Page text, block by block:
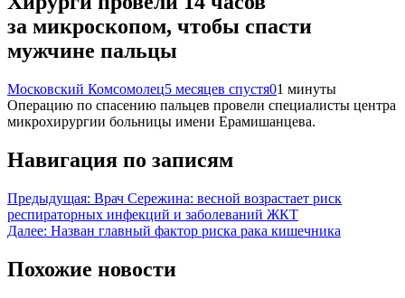
за микроскопом, чтобы спасти
мужчине пальцы
Московский Комсомолец5 месяцев спустя01 минуты
Операцию по спасению пальцев провели специалисты центра
микрохирургии больницы имени Ерамишанцева.
Навигация по записям
Предыдущая: Врач Сережина: весной возрастает риск
респираторных инфекций и заболеваний ЖКТ
Далее: Назван главный фактор риска рака кишечника
Похожие новости